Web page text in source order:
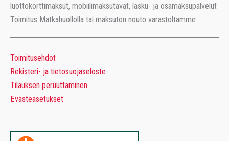
luottokorttimaksut, mobiilimaksutavat, lasku- ja osamaksupalvelut
Toimitus Matkahuollolla tai maksuton nouto varastoltamme
Toimitusehdot
Rekisteri- ja tietosuojaseloste
Tilauksen peruuttaminen
Evästeasetukset